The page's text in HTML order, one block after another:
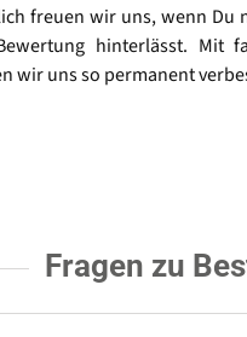
freuen wir uns, wenn Du
hinterlässt. Mit
wir uns so permanent
Fragen zu